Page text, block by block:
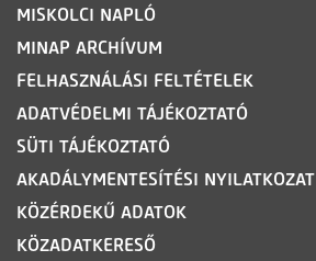
MISKOLCI NAPLÓ
MINAP ARCHÍVUM
FELHASZNÁLÁSI FELTÉTELEK
ADATVÉDELMI TÁJÉKOZTATÓ
SÜTI TÁJÉKOZTATÓ
AKADÁLYMENTESÍTÉSI NYILATKOZAT
KÖZÉRDEKŰ ADATOK
KÖZADATKERESŐ